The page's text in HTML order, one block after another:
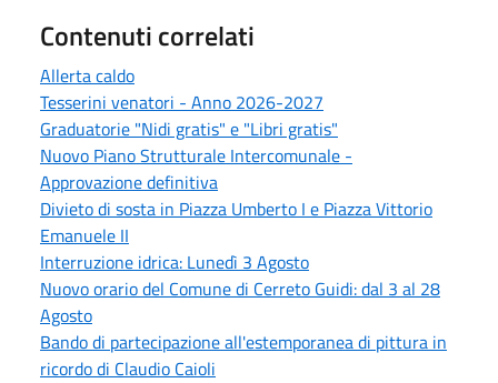
Contenuti correlati
Allerta caldo
Tesserini venatori - Anno 2026-2027
Graduatorie "Nidi gratis" e "Libri gratis"
Nuovo Piano Strutturale Intercomunale -
Approvazione definitiva
Divieto di sosta in Piazza Umberto I e Piazza Vittorio
Emanuele II
Interruzione idrica: Lunedì 3 Agosto
Nuovo orario del Comune di Cerreto Guidi: dal 3 al 28
Agosto
Bando di partecipazione all'estemporanea di pittura in
ricordo di Claudio Caioli